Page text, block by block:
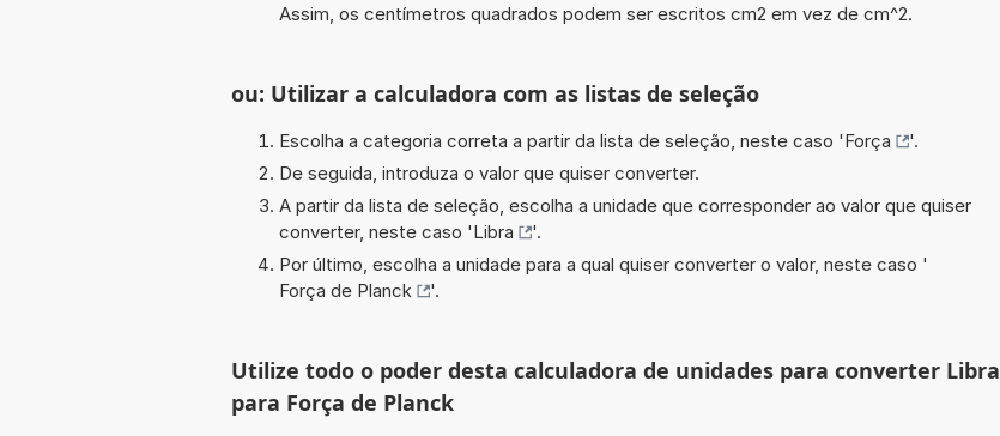
Assim, os centímetros quadrados podem ser escritos cm2 em vez de cm^2.
ou: Utilizar a calculadora com as listas de seleção
Escolha a categoria correta a partir da lista de seleção, neste caso 'Força
'.
De seguida, introduza o valor que quiser converter.
A partir da lista de seleção, escolha a unidade que corresponder ao valor que quiser
converter, neste caso 'Libra
'.
Por último, escolha a unidade para a qual quiser converter o valor, neste caso '
Força de Planck
'.
Utilize todo o poder desta calculadora de unidades para converter Libra
para Força de Planck